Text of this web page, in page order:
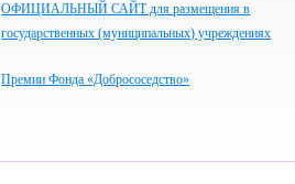
ОФИЦИАЛЬНЫЙ САЙТ для размещения в
государственных (муниципальных) учреждениях
Премии Фонда «Добрососедство»